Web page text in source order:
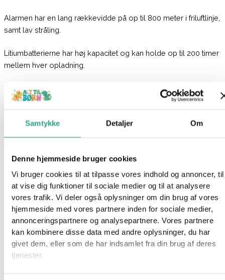
Samtykke Detaljer Om
Denne hjemmeside bruger cookies
Vi bruger cookies til at tilpasse vores indhold og annoncer, til
at vise dig funktioner til sociale medier og til at analysere
vores trafik. Vi deler også oplysninger om din brug af vores
hjemmeside med vores partnere inden for sociale medier,
annonceringspartnere og analysepartnere. Vores partnere
kan kombinere disse data med andre oplysninger, du har
givet dem, eller som de har indsamlet fra din brug af deres
tjenester.
Alarmen har en lang rækkevidde på op til 800 meter i friluftlinje,
samt lav stråling.
Litiumbatterierne har høj kapacitet og kan holde op til 200 timer
mellem hver opladning.
BC-5800D er digital, hvilket giver 100% støjfri sending af lyd
uden forstyrrelser. Den digitale sende-teknologi sørger også
Babyalarmen er specielt designet for det nordiske klima og har
-19°C.
Fordele:
 Lang rækkevidde
 Lav stråling
 Høj batterikapacitet
 Medfølgende oplader
 Op til 200 timers stand-by tid
 Temperaturindikator med alarm